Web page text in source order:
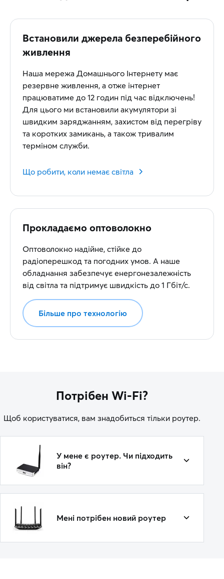
Встановили джерела безперебійного
живлення
Наша мережа Домашнього Інтернету має
резервне живлення, а отже інтернет
працюватиме до 12 годин під час відключень!
Для цього ми встановили акумулятори зі
швидким заряджанням, захистом від перегріву
та коротких замикань, а також тривалим
терміном служби.
Що робити, коли немає світла
Прокладаємо оптоволокно
Оптоволокно надійне, стійке до
радіоперешкод та погодних умов. А наше
обладнання забезпечує енергонезалежність
від світла та підтримує швидкість до 1 Гбіт/с.
Більше про технологію
Потрібен Wi-Fi?
Щоб користуватися, вам знадобиться тільки роутер.
У мене є роутер. Чи підходить
він?
Мені потрібен новий роутер